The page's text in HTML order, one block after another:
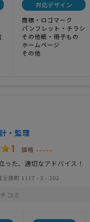
対応デザイン
商標・ロゴマーク
パンフレット・チラシ
その他紙・冊子もの
ホームページ
その他
・監理
1 価格 -----
った、適切なアドバイス！
士原町 1117 - 3 - 302
コミ